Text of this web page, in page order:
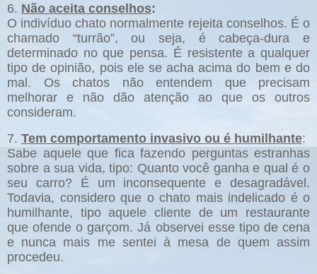
6. Não aceita conselhos:
O indivíduo chato normalmente rejeita conselhos. É o
chamado “turrão”, ou seja, é cabeça-dura e
determinado no que pensa. É resistente a qualquer
tipo de opinião, pois ele se acha acima do bem e do
mal. Os chatos não entendem que precisam
melhorar e não dão atenção ao que os outros
consideram.
7. Tem comportamento invasivo ou é humilhante:
Sabe aquele que fica fazendo perguntas estranhas
sobre a sua vida, tipo: Quanto você ganha e qual é o
seu carro? É um inconsequente e desagradável.
Todavia, considero que o chato mais indelicado é o
humilhante, tipo aquele cliente de um restaurante
que ofende o garçom. Já observei esse tipo de cena
e nunca mais me sentei à mesa de quem assim
procedeu.